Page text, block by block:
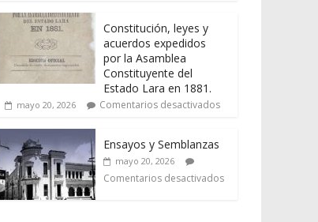
Constitución, leyes y
acuerdos expedidos
por la Asamblea
Constituyente del
Estado Lara en 1881.
mayo 20, 2026 Comentarios desactivados
Ensayos y Semblanzas
mayo 20, 2026
Comentarios desactivados